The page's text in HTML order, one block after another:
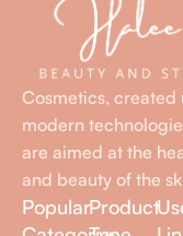
Cosmetics, created
modern
are aimed at the
and beauty of the
PopularProduct